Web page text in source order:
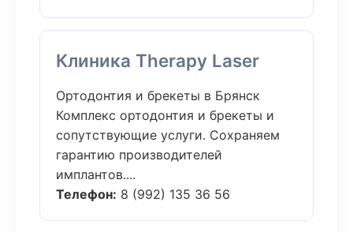
Клиника Therapy Laser
Ортодонтия и брекеты в Брянск
Комплекс ортодонтия и брекеты и
сопутствующие услуги. Сохраняем
гарантию производителей
имплантов....
Телефон: 8 (992) 135 36 56